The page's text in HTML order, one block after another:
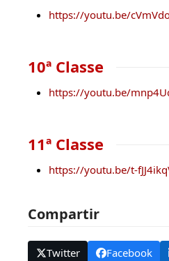
https://youtu.be/
10ª Classe
https://youtu.be/
11ª Classe
https://youtu.be/t-
Compartir
Twitter Facebook